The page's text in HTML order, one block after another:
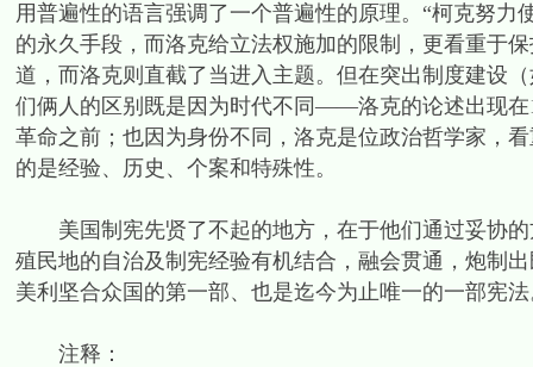
用普遍性的语言强调了一个普遍性的原理。“柯克努
的永久手段，而洛克给立法权施加的限制，更看重于
道，而洛克则直截了当进入主题。但在突出制度建设
们俩人的区别既是因为时代不同——洛克的论述出现在
革命之前；也因为身份不同，洛克是位政治哲学家，
的是经验、历史、个案和特殊性。
美国制宪先贤了不起的地方，在于他们通过妥协的
殖民地的自治及制宪经验有机结合，融会贯通，炮制
美利坚合众国的第一部、也是迄今为止唯一的一部宪
注释：